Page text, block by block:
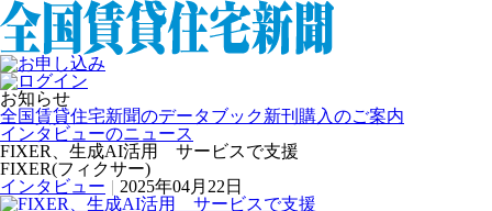
お知らせ
全国賃貸住宅新聞のデータブック新刊購入のご案内
インタビューのニュース
FIXER、生成AI活用 サービスで支援
FIXER(フィクサー)
インタビュー | 2025年04月22日